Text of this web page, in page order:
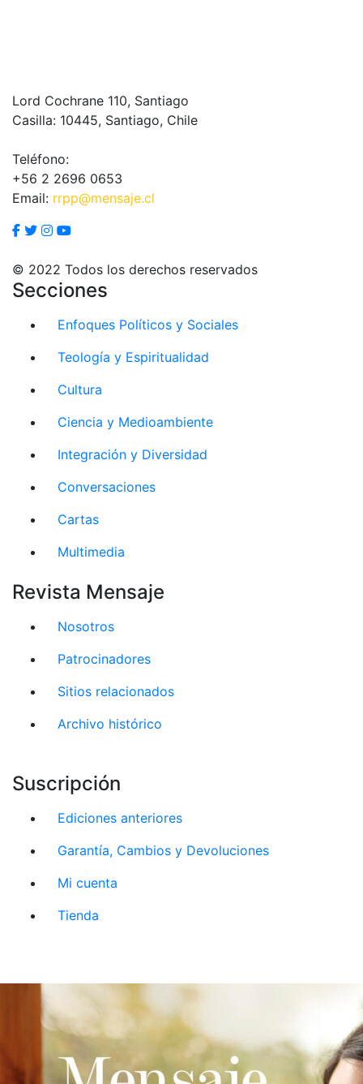
Lord Cochrane 110, Santiago
Casilla: 10445, Santiago, Chile
Teléfono:
+56 2 2696 0653
Email: rrpp@mensaje.cl
© 2022 Todos los derechos reservados
Secciones
Enfoques Políticos y Sociales
Teología y Espiritualidad
Cultura
Ciencia y Medioambiente
Integración y Diversidad
Conversaciones
Cartas
Multimedia
Revista Mensaje
Nosotros
Patrocinadores
Sitios relacionados
Archivo histórico
Suscripción
Ediciones anteriores
Garantía, Cambios y Devoluciones
Mi cuenta
Tienda